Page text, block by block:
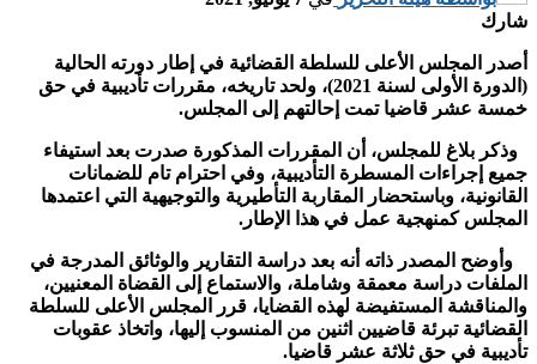
شارك
أصدر المجلس الأعلى للسلطة القضائية في إطار دورته الحالية
(الدورة الأولى لسنة 2021)، ولحد تاريخه، مقررات تأديبية في حق
خمسة عشر قاضيا تمت إحالتهم إلى المجلس.
وذكر بلاغ للمجلس، أن المقررات المذكورة صدرت بعد استيفاء
جميع إجراءات المسطرة التأديبية، وفي احترام تام للضمانات
القانونية، وباستحضار المقاربة التأطيرية والتوجيهية التي اعتمدها
المجلس كمنهجية عمل في هذا الإطار.
وأوضح المصدر ذاته أنه بعد دراسة التقارير والوثائق المدرجة في
الملفات دراسة معمقة وشاملة، والاستماع إلى القضاة المعنيين،
والمناقشة المستفيضة لهذه القضايا، قرر المجلس الأعلى للسلطة
القضائية تبرئة قاضيين اثنين من المنسوب إليها، واتخاذ عقوبات
تأديبية في حق ثلاثة عشر قاضيا.